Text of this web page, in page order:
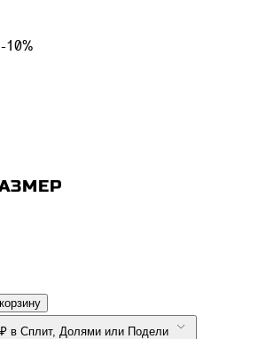
10%
4 × 2247 ₽ в Сплит, Долями или Подели